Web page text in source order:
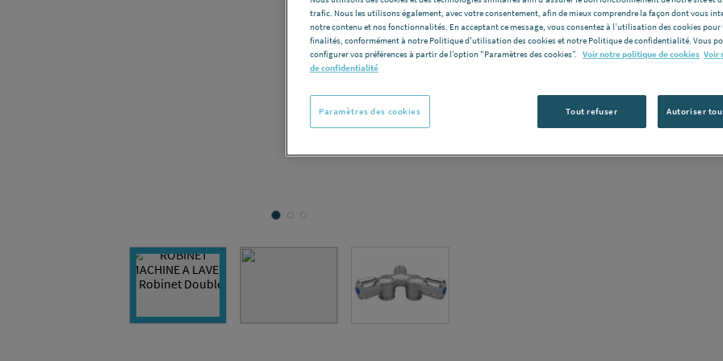
Vous avez un
trafic. Nous les utilisons également, avec votre consentement, afin de mieux comprendre la façon dont vous
notre contenu et nos fonctionnalités. En acceptant ce message, vous consentez à l’utilisation des cookies pour
finalités, conformément à notre Politique d'utilisation des cookies et notre Politique de confidentialité. Vous
configurer vos préférences à partir de l’option "Paramètres des cookies”. Voir notre politique de cookies Voir
de confidentialité
Tout refuser Autoriser
Paramètres des cookies